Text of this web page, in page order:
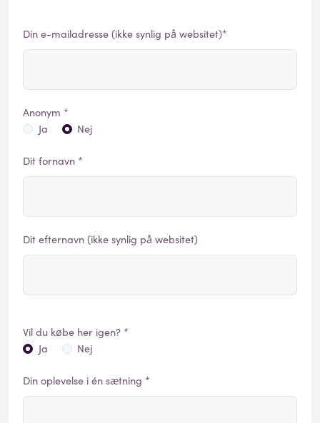
Din e-mailadresse (ikke synlig på websitet)*
Anonym *
Ja
Nej
Dit fornavn *
Dit efternavn (ikke synlig på websitet)
Vil du købe her igen? *
Ja
Nej
Din oplevelse i én sætning *